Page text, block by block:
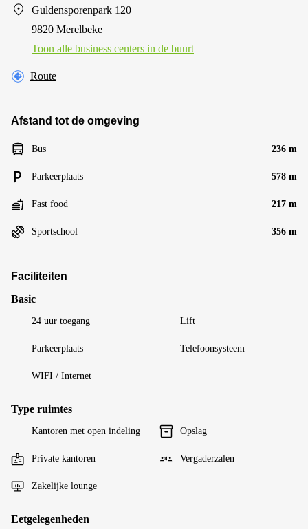
Guldensporenpark 120
9820 Merelbeke
Toon alle business centers in de buurt
Route
Afstand tot de omgeving
Bus 236 m
Parkeerplaats 578 m
Fast food 217 m
Sportschool 356 m
Faciliteiten
Basic
24 uur toegang Lift
Parkeerplaats Telefoonsysteem
WIFI / Internet
Type ruimtes
Kantoren met open indeling Opslag
Private kantoren Vergaderzalen
Zakelijke lounge
Eetgelegenheden